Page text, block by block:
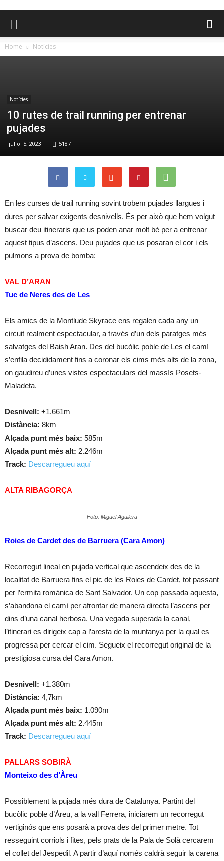
Home Notícies
Notícies
10 rutes de trail running per entrenar
pujades
juliol 5, 2023 5187
En les curses de trail running sovint trobem pujades llargues i
dures per salvar exigents desnivells. És per això que hem volgut
buscar deu itineraris que us poden anar molt bé per a entrenar
aquest tipus d’ascens. Deu pujades que us posaran el cor i els
pulmons a prova de bomba:
VAL D’ARAN
Tuc de Neres des de Les
Els amics de la Montlude Skyrace ens regalen cada any un
circuit realment espectacular, a través d’un dels paratges més
salvatges del Baish Aran. Des del bucòlic poble de Les el camí
s’enfila decididament fins a coronar els cims més alts de la zona,
on gaudireu d’unes vistes espectaculars del massís Posets-
Maladeta.
Desnivell: +1.661m
Distància: 8km
Alçada punt més baix: 585m
Alçada punt més alt: 2.246m
Track: Descarregueu aquí
ALTA RIBAGORÇA
Foto: Miguel Aguilera
Roies de Cardet des de Barruera (Cara Amon)
Recorregut lineal en pujada vertical que ascendeix des de la
localitat de Barruera fins el pic de les Roies de Cardet, tot passant
per l’ermita romànica de Sant Salvador. Un cop passada aquesta,
s’abandona el camí per afrontar de manera directa l’ascens per
dins d’una canal herbosa. Una vegada superada la canal,
l’itinerari es dirigeix cap a l’aresta de la muntanya per la qual es
progressa per cercar el cim. Segueix el recorregut original de la
prestigiosa cursa del Cara Amon.
Desnivell: +1.380m
Distància: 4,7km
Alçada punt més baix: 1.090m
Alçada punt més alt: 2.445m
Track: Descarregueu aquí
PALLARS SOBIRÀ
Monteixo des d’Àreu
Possiblement la pujada més dura de Catalunya. Partint del
bucòlic poble d’Àreu, a la vall Ferrera, iniciarem un recorregut
vertiginós que ens posarà a prova des del primer metre. Tot
resseguint corriols i fites, pels prats de la Pala de Solà cercarem
el collet del Jespedil. A partir d’aquí només caldrà seguir la carena